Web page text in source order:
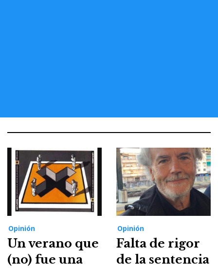
Opinión
Un verano que
(no) fue una
Opinión
Falta de rigor
de la sentencia